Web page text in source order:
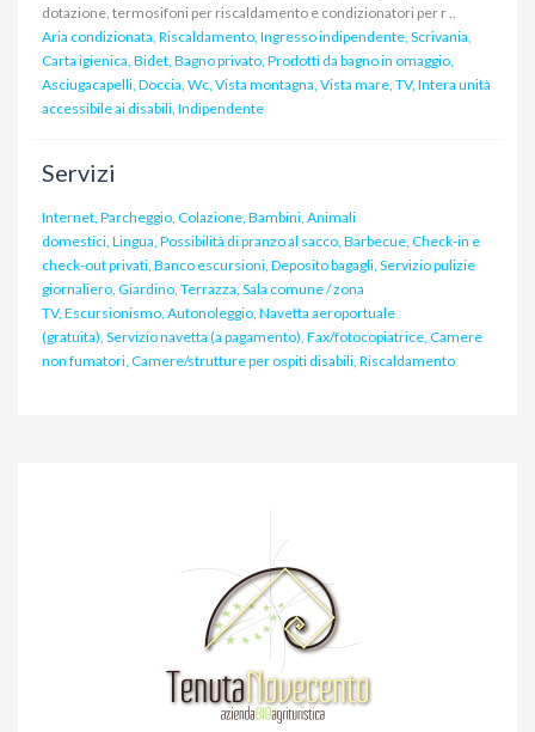
dotazione, termosifoni per riscaldamento e condizionatori per r ..
Aria condizionata, Riscaldamento, Ingresso indipendente, Scrivania,
Carta igienica, Bidet, Bagno privato, Prodotti da bagno in omaggio,
Asciugacapelli, Doccia, Wc, Vista montagna, Vista mare, TV, Intera unità
accessibile ai disabili, Indipendente
Servizi
Internet, Parcheggio, Colazione, Bambini, Animali
domestici, Lingua, Possibilità di pranzo al sacco, Barbecue, Check-in e
check-out privati, Banco escursioni, Deposito bagagli, Servizio pulizie
giornaliero, Giardino, Terrazza, Sala comune / zona
TV, Escursionismo, Autonoleggio, Navetta aeroportuale
(gratuita), Servizio navetta (a pagamento), Fax/fotocopiatrice, Camere
non fumatori, Camere/strutture per ospiti disabili, Riscaldamento